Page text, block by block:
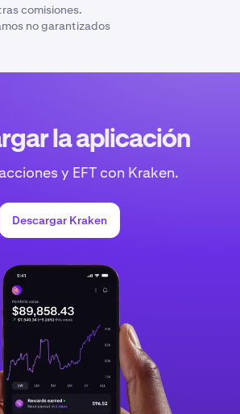
comisiones.
no garantizados
la aplicación
y EFT con Kraken.
Descargar Kraken